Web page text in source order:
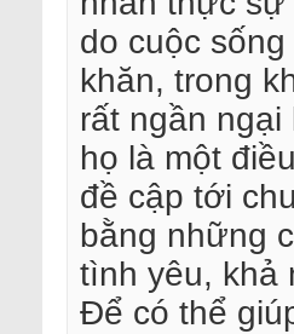
do cuộc
khăn, trong
rất ngần
họ là một
đề cập tới
bằng những
tình yêu, khả
Để có thể